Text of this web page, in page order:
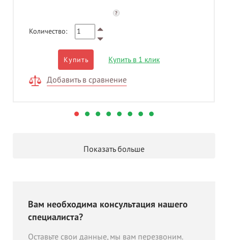
?
Количество:
Купить Купить в 1 клик
Добавить в сравнение
Показать больше
Вам необходима консультация нашего
специалиста?
Оставьте свои данные, мы вам перезвоним.